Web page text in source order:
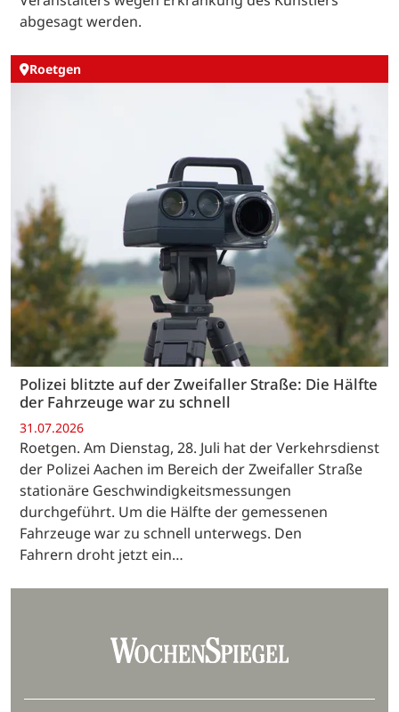
abgesagt werden.
Roetgen
Polizei blitzte auf der Zweifaller Straße: Die Hälfte
der Fahrzeuge war zu schnell
31.07.2026
Roetgen. Am Dienstag, 28. Juli hat der Verkehrsdienst
der Polizei Aachen im Bereich der Zweifaller Straße
stationäre Geschwindigkeitsmessungen
durchgeführt. Um die Hälfte der gemessenen
Fahrzeuge war zu schnell unterwegs. Den
Fahrern droht jetzt ein…